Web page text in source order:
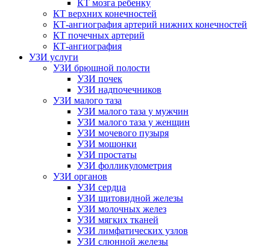
КТ мозга ребенку
КТ верхних конечностей
КТ-ангиография артерий нижних конечностей
КТ почечных артерий
КТ-ангиография
УЗИ услуги
УЗИ брюшной полости
УЗИ почек
УЗИ надпочечников
УЗИ малого таза
УЗИ малого таза у мужчин
УЗИ малого таза у женщин
УЗИ мочевого пузыря
УЗИ мошонки
УЗИ простаты
УЗИ фолликулометрия
УЗИ органов
УЗИ сердца
УЗИ щитовидной железы
УЗИ молочных желез
УЗИ мягких тканей
УЗИ лимфатических узлов
УЗИ слюнной железы